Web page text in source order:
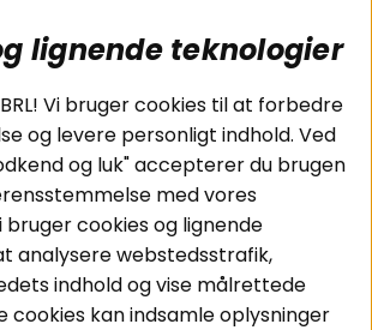
Kundeservice
Cookies
Handelsbetingelser
Personvernpolicy
Service / Garanti /
Retur
lignende teknologier
Vi bruger cookies til at forbedre
og levere personligt indhold. Ved
og luk" accepterer du brugen
med vores
bruger cookies og lignende
analysere webstedsstrafik,
indhold og vise målrettede
cookies kan indsamle oplysninger